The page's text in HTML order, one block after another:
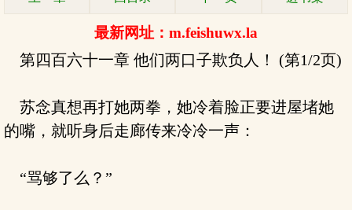
最新网址：m.feishuwx.la
第四百六十一章 他们两口子欺负人！ (第1/2页)
苏念真想再打她两拳，她冷着脸正要进屋堵她
的嘴，就听身后走廊传来冷冷一声：
“骂够了么？”